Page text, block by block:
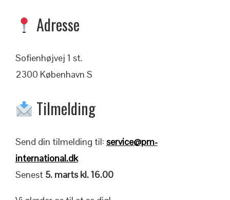
Adresse
Sofienhøjvej 1 st.
2300 København S
Tilmelding
Send din tilmelding til: service@pm-
international.dk
Senest 5. marts kl. 16.00